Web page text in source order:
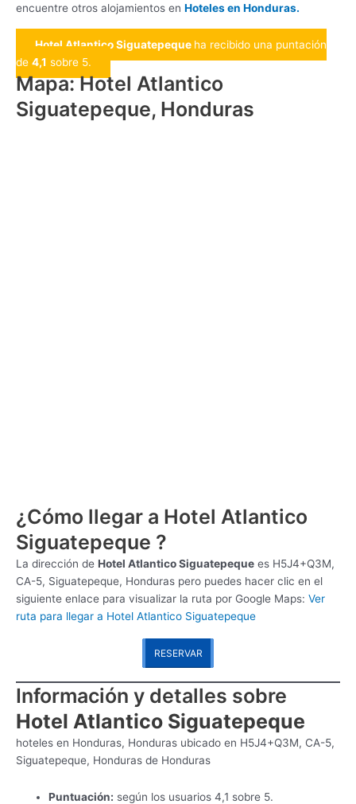
encuentre otros alojamientos en Hoteles en Honduras.
Hotel Atlantico Siguatepeque ha recibido una puntación
de 4,1 sobre 5.
Mapa: Hotel Atlantico
Siguatepeque, Honduras
¿Cómo llegar a Hotel Atlantico
Siguatepeque ?
La dirección de Hotel Atlantico Siguatepeque es H5J4+Q3M,
CA-5, Siguatepeque, Honduras pero puedes hacer clic en el
siguiente enlace para visualizar la ruta por Google Maps: Ver
ruta para llegar a Hotel Atlantico Siguatepeque
RESERVAR
Información y detalles sobre
Hotel Atlantico Siguatepeque
hoteles en Honduras, Honduras ubicado en H5J4+Q3M, CA-5,
Siguatepeque, Honduras de Honduras
Puntuación: según los usuarios 4,1 sobre 5.